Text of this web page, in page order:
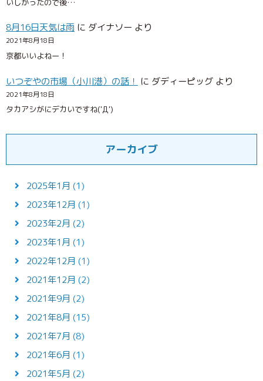
8月16日天気は雨 に ダイナソー より
2021年8月18日
京都いいよねー！
いつぞやの市場（小川港）の話！ に ダディーピッグ より
2021年8月18日
タカアシがにデカいですね('Д')
アーカイブ
2025年1月 (1)
2023年12月 (1)
2023年2月 (2)
2023年1月 (1)
2022年12月 (1)
2021年12月 (2)
2021年9月 (2)
2021年8月 (15)
2021年7月 (8)
2021年6月 (1)
2021年5月 (2)